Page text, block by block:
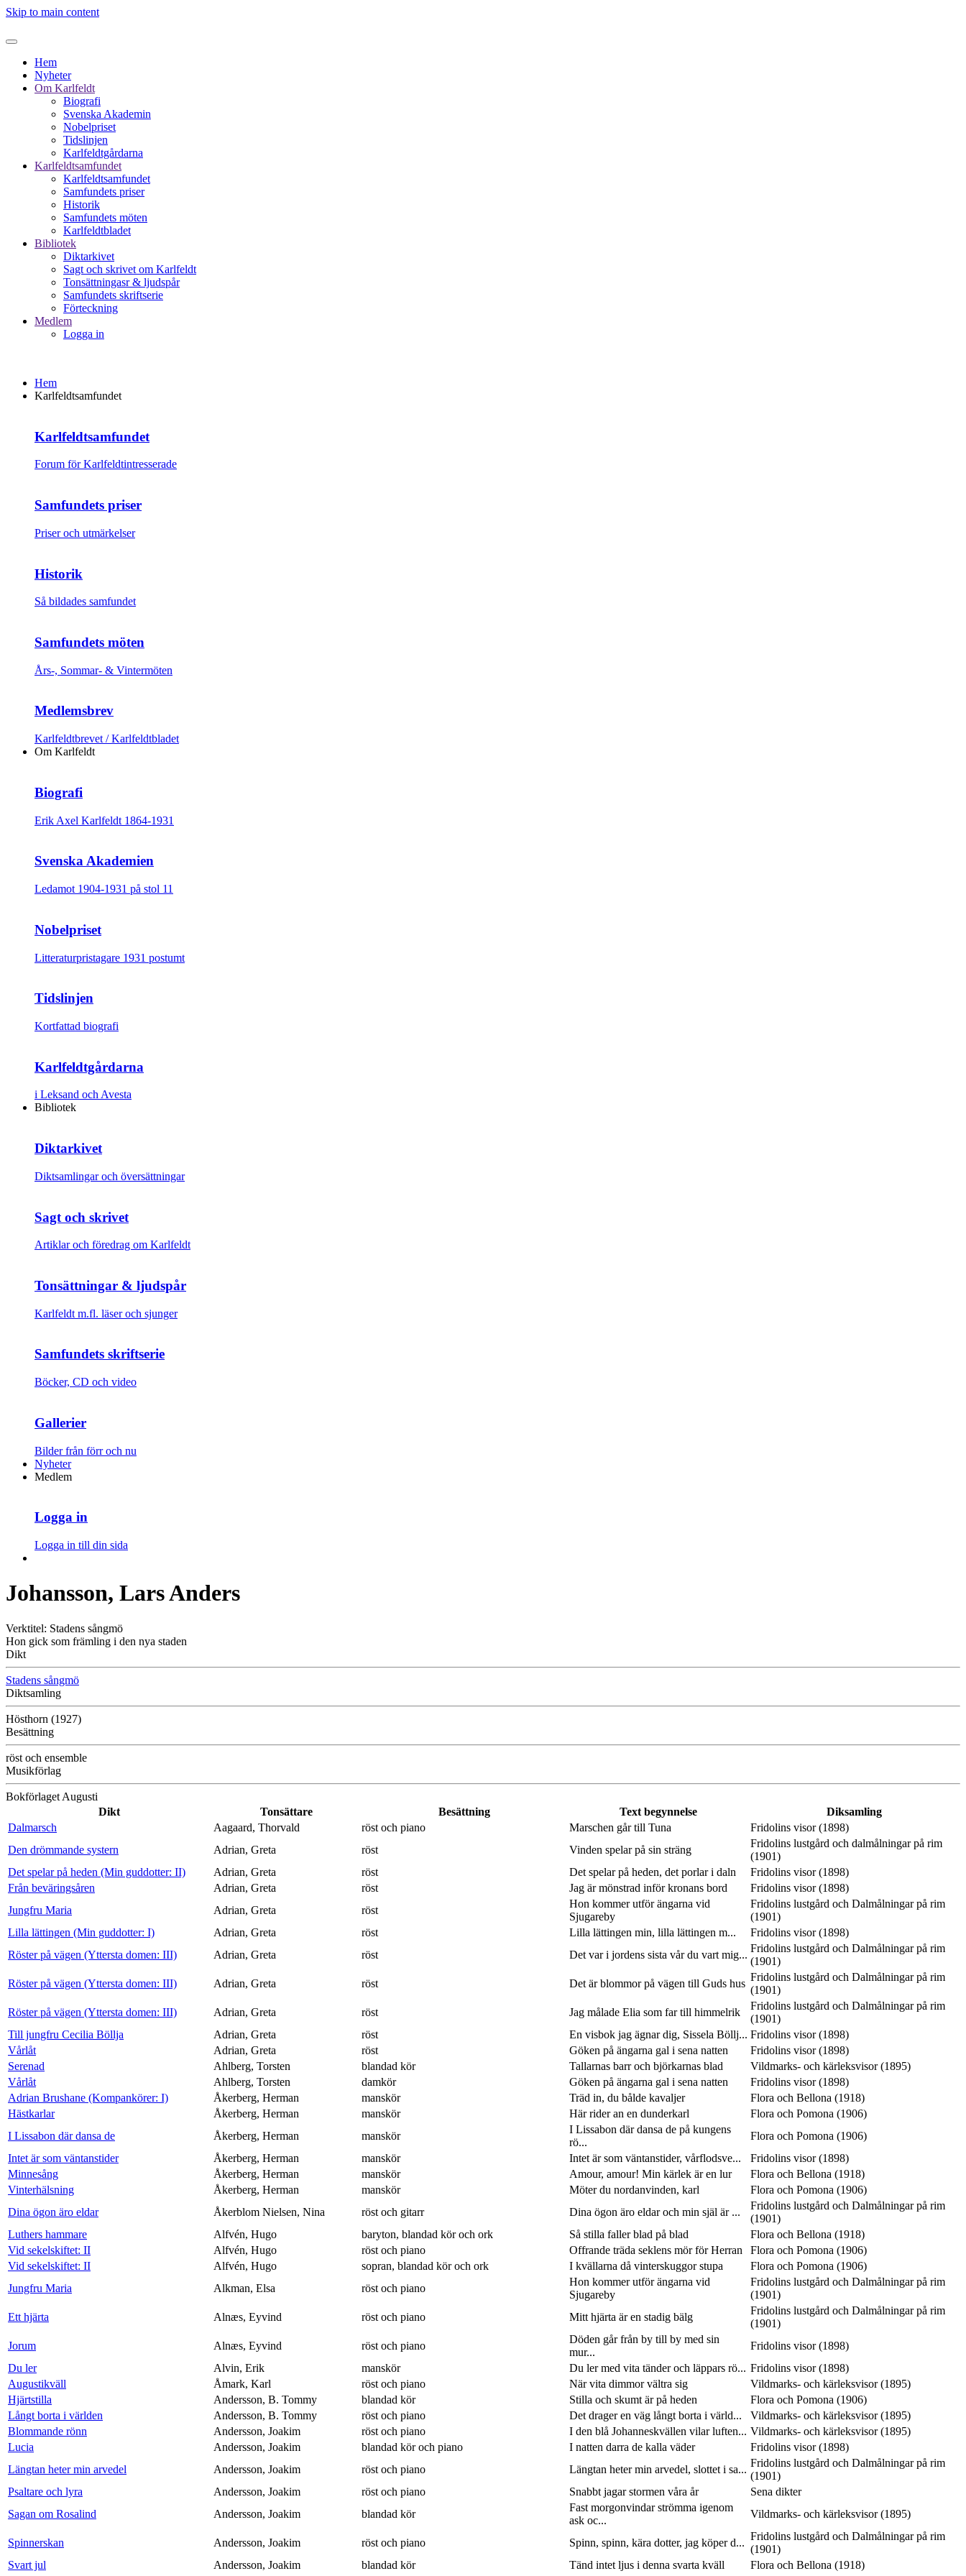
Skip to main content
Hem
Nyheter
Om Karlfeldt
Biografi
Svenska Akademin
Nobelpriset
Tidslinjen
Karlfeldtgårdarna
Karlfeldtsamfundet
Karlfeldtsamfundet
Samfundets priser
Historik
Samfundets möten
Karlfeldtbladet
Bibliotek
Diktarkivet
Sagt och skrivet om Karlfeldt
Tonsättningasr & ljudspår
Samfundets skriftserie
Förteckning
Medlem
Logga in
Hem
Karlfeldtsamfundet
Karlfeldtsamfundet
Forum för Karlfeldtintresserade
Samfundets priser
Priser och utmärkelser
Historik
Så bildades samfundet
Samfundets möten
Års-, Sommar- & Vintermöten
Medlemsbrev
Karlfeldtbrevet / Karlfeldtbladet
Om Karlfeldt
Biografi
Erik Axel Karlfeldt 1864-1931
Svenska Akademien
Ledamot 1904-1931 på stol 11
Nobelpriset
Litteraturpristagare 1931 postumt
Tidslinjen
Kortfattad biografi
Karlfeldtgårdarna
i Leksand och Avesta
Bibliotek
Diktarkivet
Diktsamlingar och översättningar
Sagt och skrivet
Artiklar och föredrag om Karlfeldt
Tonsättningar & ljudspår
Karlfeldt m.fl. läser och sjunger
Samfundets skriftserie
Böcker, CD och video
Gallerier
Bilder från förr och nu
Nyheter
Medlem
Logga in
Logga in till din sida
Johansson, Lars Anders
Verktitel: Stadens sångmö
Hon gick som främling i den nya staden
Dikt
Stadens sångmö
Diktsamling
Hösthorn (1927)
Besättning
röst och ensemble
Musikförlag
Bokförlaget Augusti
Dikt
Tonsättare Besättning Text begynnelse
Diksamling
Dalmarsch
Aagaard, Thorvald röst och piano Marschen går till Tuna
Fridolins visor (1898)
Den drömmande systern
Adrian, Greta röst Vinden spelar på sin sträng
Fridolins lustgård och dalmålningar på rim
(1901)
Det spelar på heden (Min guddotter: II)
Adrian, Greta röst Det spelar på heden, det porlar i daln
Fridolins visor (1898)
Från beväringsåren
Adrian, Greta röst Jag är mönstrad inför kronans bord
Fridolins visor (1898)
Jungfru Maria
Adrian, Greta röst
Hon kommer utför ängarna vid
Sjugareby
Fridolins lustgård och Dalmålningar på rim
(1901)
Lilla lättingen (Min guddotter: I)
Adrian, Greta röst Lilla lättingen min, lilla lättingen m...
Fridolins visor (1898)
Röster på vägen (Yttersta domen: III)
Adrian, Greta röst Det var i jordens sista vår du vart mig...
Fridolins lustgård och Dalmålningar på rim
(1901)
Röster på vägen (Yttersta domen: III)
Adrian, Greta röst Det är blommor på vägen till Guds hus
Fridolins lustgård och Dalmålningar på rim
(1901)
Röster på vägen (Yttersta domen: III)
Adrian, Greta röst Jag målade Elia som far till himmelrik
Fridolins lustgård och Dalmålningar på rim
(1901)
Till jungfru Cecilia Böllja
Adrian, Greta röst En visbok jag ägnar dig, Sissela Böllj... Fridolins visor (1898)
Vårlåt
Adrian, Greta röst Göken på ängarna gal i sena natten
Fridolins visor (1898)
Serenad
Ahlberg, Torsten blandad kör Tallarnas barr och björkarnas blad
Vildmarks- och kärleksvisor (1895)
Vårlåt
Ahlberg, Torsten damkör Göken på ängarna gal i sena natten
Fridolins visor (1898)
Adrian Brushane (Kompankörer: I)
Åkerberg, Herman manskör Träd in, du bålde kavaljer
Flora och Bellona (1918)
Hästkarlar
Åkerberg, Herman manskör Här rider an en dunderkarl
Flora och Pomona (1906)
I Lissabon där dansa de
Åkerberg, Herman manskör
I Lissabon där dansa de på kungens
rö...
Flora och Pomona (1906)
Intet är som väntanstider
Åkerberg, Herman manskör Intet är som väntanstider, vårflodsve...
Fridolins visor (1898)
Minnesång
Åkerberg, Herman manskör Amour, amour! Min kärlek är en lur
Flora och Bellona (1918)
Vinterhälsning
Åkerberg, Herman manskör Möter du nordanvinden, karl
Flora och Pomona (1906)
Dina ögon äro eldar
Åkerblom Nielsen, Nina röst och gitarr Dina ögon äro eldar och min själ är ...
Fridolins lustgård och Dalmålningar på rim
(1901)
Luthers hammare
Alfvén, Hugo baryton, blandad kör och ork Så stilla faller blad på blad
Flora och Bellona (1918)
Vid sekelskiftet: II
Alfvén, Hugo röst och piano Offrande träda seklens mör för Herran
Flora och Pomona (1906)
Vid sekelskiftet: II
Alfvén, Hugo sopran, blandad kör och ork I kvällarna då vinterskuggor stupa
Flora och Pomona (1906)
Jungfru Maria
Alkman, Elsa röst och piano
Hon kommer utför ängarna vid
Sjugareby
Fridolins lustgård och Dalmålningar på rim
(1901)
Ett hjärta
Alnæs, Eyvind röst och piano Mitt hjärta är en stadig bälg
Fridolins lustgård och Dalmålningar på rim
(1901)
Jorum
Alnæs, Eyvind röst och piano
Döden går från by till by med sin
mur...
Fridolins visor (1898)
Du ler
Alvin, Erik manskör Du ler med vita tänder och läppars rö... Fridolins visor (1898)
Augustikväll
Åmark, Karl röst och piano När vita dimmor vältra sig
Vildmarks- och kärleksvisor (1895)
Hjärtstilla
Andersson, B. Tommy blandad kör Stilla och skumt är på heden
Flora och Pomona (1906)
Långt borta i världen
Andersson, B. Tommy röst och piano Det drager en väg långt borta i värld...
Vildmarks- och kärleksvisor (1895)
Blommande rönn
Andersson, Joakim röst och piano I den blå Johanneskvällen vilar luften... Vildmarks- och kärleksvisor (1895)
Lucia
Andersson, Joakim blandad kör och piano I natten darra de kalla väder
Fridolins visor (1898)
Längtan heter min arvedel
Andersson, Joakim röst och piano Längtan heter min arvedel, slottet i sa...
Fridolins lustgård och Dalmålningar på rim
(1901)
Psaltare och lyra
Andersson, Joakim röst och piano Snabbt jagar stormen våra år
Sena dikter
Sagan om Rosalind
Andersson, Joakim blandad kör
Fast morgonvindar strömma igenom
ask oc...
Vildmarks- och kärleksvisor (1895)
Spinnerskan Andersson, Joakim röst och piano Spinn, spinn, kära dotter, jag köper d...
Fridolins lustgård och Dalmålningar på rim
(1901)
Svart jul
Andersson, Joakim blandad kör Tänd intet ljus i denna svarta kväll
Flora och Bellona (1918)